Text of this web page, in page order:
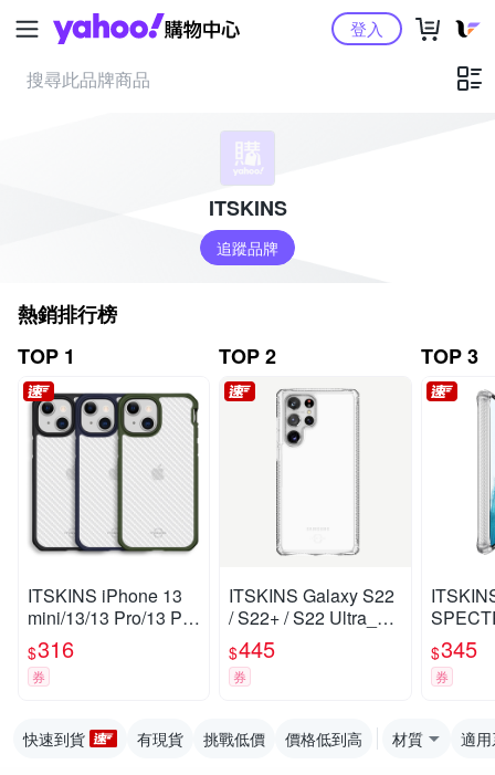
Yahoo購物中心登入
ITSKINS
追蹤品牌
熱銷排行榜
TOP 1
ITSKINS iPhone 13
mini/13/13 Pro/13 Pro
Max HYBRID TEK-防
摔保護殼
$316
券
TOP 2
ITSKINS Galaxy S22
/ S22+ / S22 Ultra_H
YBRID CLEAR-防摔
保護殼
$445
券
TOP 3
AR-防
$345
券
快速到貨 有現貨 挑戰低價 價格低到高 材質 適